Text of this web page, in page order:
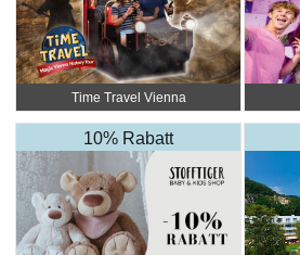
Time Travel Vienna
10% Rabatt